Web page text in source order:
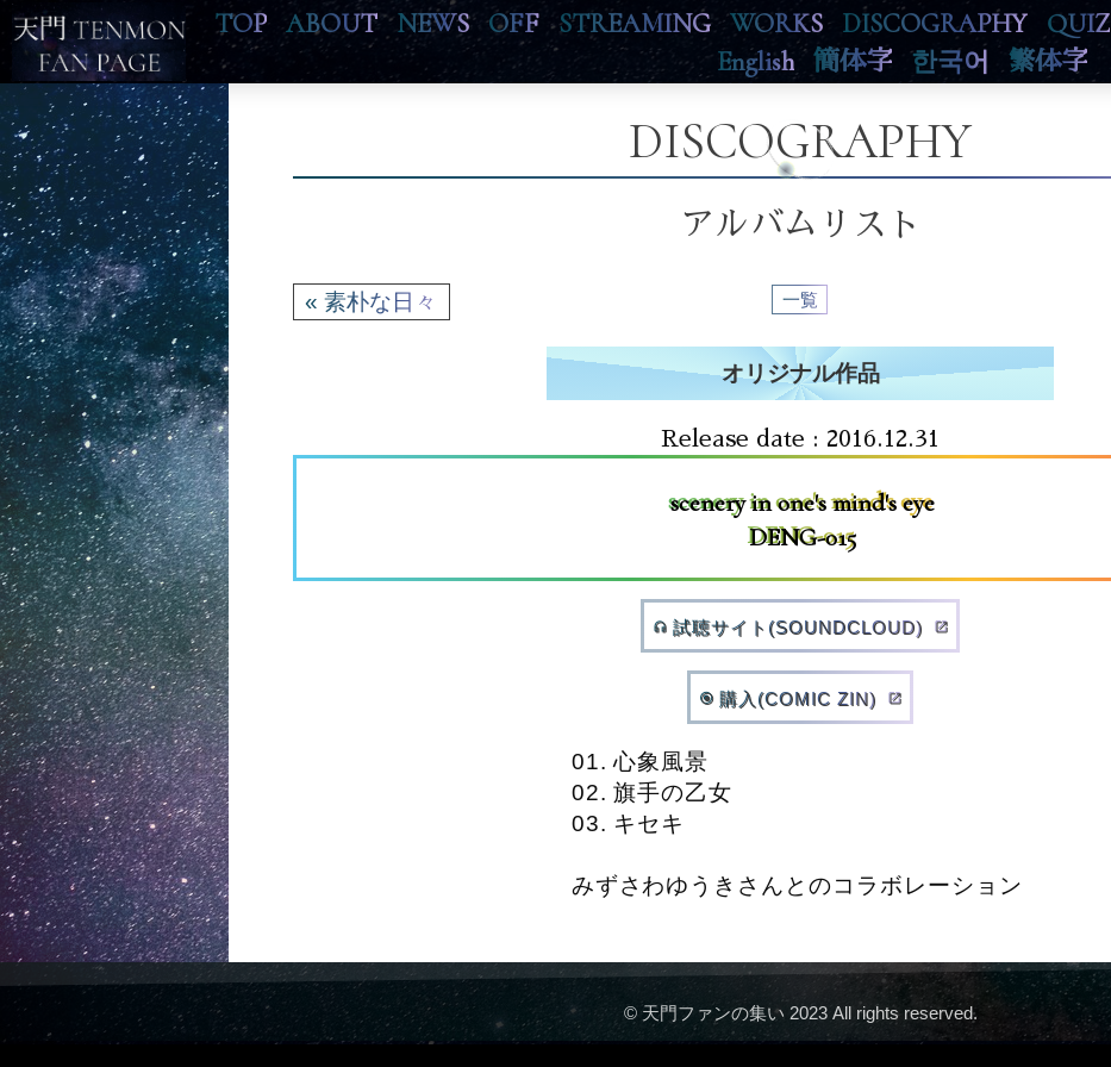
TOP ABOUT NEWS OFF STREAMING WORKS DISCOGRAPHY QUIZ
English
簡体字 한국어 繁体字
DISCOGRAPHY
アルバムリスト
« 素朴な日々 一覧
オリジナル作品
Release date : 2016.12.31
scenery in one's mind's eye
DENG-015
headphones 試聴サイト(SOUNDCLOUD) open_in_new
album購入(COMIC ZIN) open_in_new
01. 心象風景
02. 旗手の乙女
03. キセキ
みずさわゆうきさんとのコラボレーション
© 天門ファンの集い 2023 All rights reserved.